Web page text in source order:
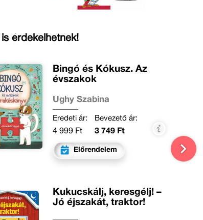
is érdekelhetnek!
Bingó és Kókusz. Az
évszakok
Ughy Szabina
Eredeti ár:
4 999 Ft
Bevezető ár:
3 749 Ft
Előrendelem
Kukucskálj, keresgélj! –
Jó éjszakát, traktor!